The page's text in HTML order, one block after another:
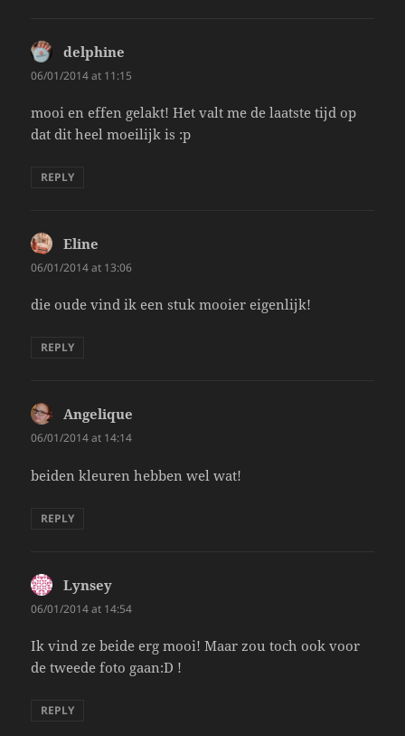
delphine
06/01/2014 at 11:15
mooi en effen gelakt! Het valt me de laatste tijd op
dat dit heel moeilijk is :p
REPLY
Eline
06/01/2014 at 13:06
die oude vind ik een stuk mooier eigenlijk!
REPLY
Angelique
06/01/2014 at 14:14
beiden kleuren hebben wel wat!
REPLY
Lynsey
06/01/2014 at 14:54
Ik vind ze beide erg mooi! Maar zou toch ook voor
de tweede foto gaan:D !
REPLY